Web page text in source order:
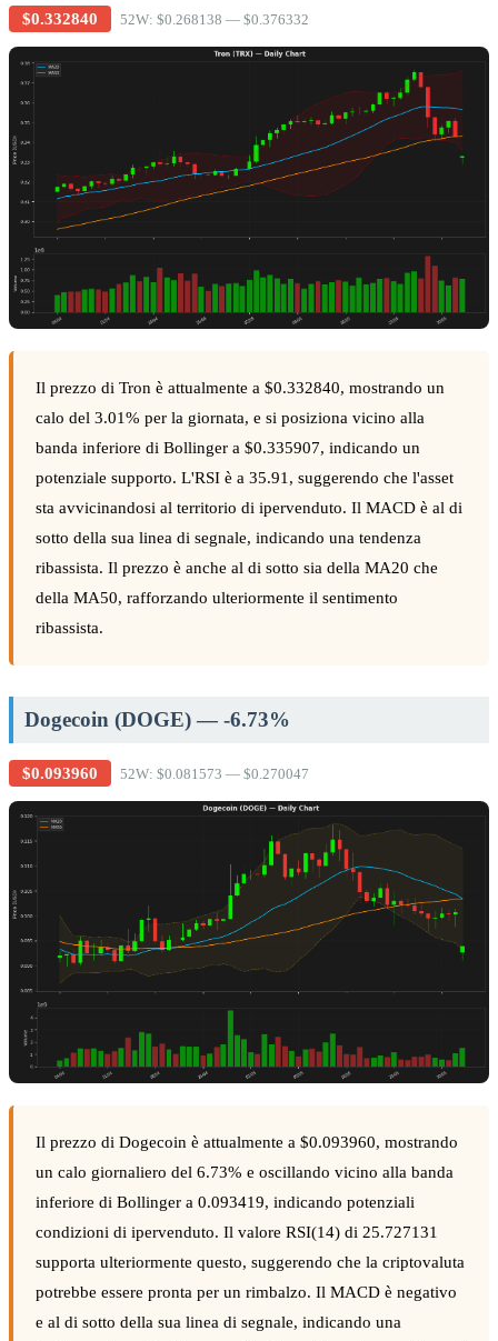
$0.332840 52W: $0.268138 — $0.376332
Il prezzo di Tron è attualmente a $0.332840, mostrando un
calo del 3.01% per la giornata, e si posiziona vicino alla
banda inferiore di Bollinger a $0.335907, indicando un
potenziale supporto. L'RSI è a 35.91, suggerendo che l'asset
sta avvicinandosi al territorio di ipervenduto. Il MACD è al di
sotto della sua linea di segnale, indicando una tendenza
ribassista. Il prezzo è anche al di sotto sia della MA20 che
della MA50, rafforzando ulteriormente il sentimento
ribassista.
Dogecoin (DOGE) — -6.73%
$0.093960 52W: $0.081573 — $0.270047
Il prezzo di Dogecoin è attualmente a $0.093960, mostrando
un calo giornaliero del 6.73% e oscillando vicino alla banda
inferiore di Bollinger a 0.093419, indicando potenziali
condizioni di ipervenduto. Il valore RSI(14) di 25.727131
supporta ulteriormente questo, suggerendo che la criptovaluta
potrebbe essere pronta per un rimbalzo. Il MACD è negativo
e al di sotto della sua linea di segnale, indicando una